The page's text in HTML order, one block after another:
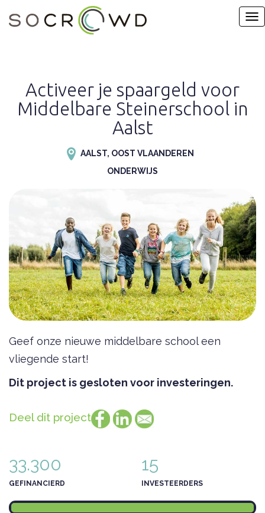
Activeer je spaargeld voor
Middelbare Steinerschool in
Aalst
AALST, OOST VLAANDEREN
ONDERWIJS
Geef onze nieuwe middelbare school een
vliegende start!
Dit project is gesloten voor investeringen.
Deel dit project
33.300
GEFINANCIERD
15
INVESTEERDERS